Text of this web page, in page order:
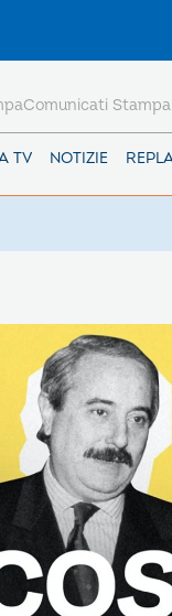
TV NOTIZIE
Comunicati Stampa